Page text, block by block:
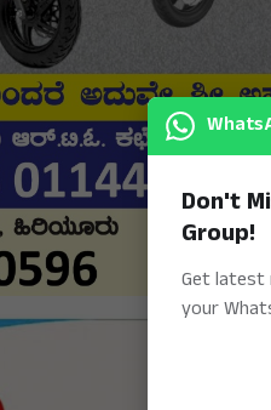
Don't
Group!
Get
your